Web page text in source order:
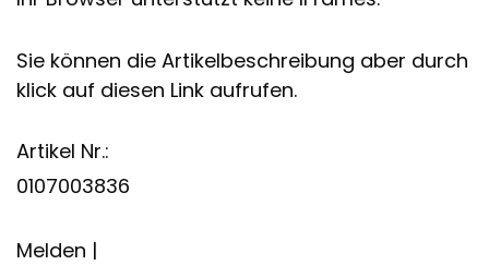
Sie können die Artikelbeschreibung aber durch
klick auf diesen Link aufrufen.
Artikel Nr.:
0107003836
Melden |